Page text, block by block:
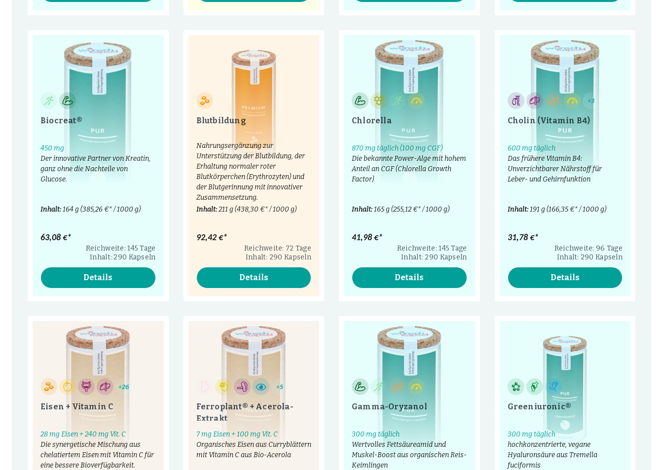
Biocreat®
450 mg
Der innovative Partner von Kreatin,
ganz ohne die Nachteile von
Glucose.
Inhalt:164 g(385,26 €* / 1000 g)
Reichweite: 145 Tage
Inhalt: 290 Kapseln
63,08 €*
Details
Blutbildung
Nahrungsergänzung zur
Unterstützung der Blutbildung, der
Erhaltung normaler roter
Blutkörperchen (Erythrozyten) und
der Blutgerinnung mit innovativer
Zusammensetzung.
Inhalt:211 g(438,30 €* / 1000 g)
Reichweite: 72 Tage
Inhalt: 290 Kapseln
92,42 €*
Details
Chlorella
870 mg täglich (100 mg CGF)
Die bekannte Power-Alge mit hohem
Anteil an CGF (Chlorella Growth
Factor)
Inhalt:165 g(255,12 €* / 1000 g)
Reichweite: 145 Tage
Inhalt: 290 Kapseln
41,98 €*
Details
+3
Cholin (Vitamin B4)
600 mg täglich
Das frühere Vitamin B4:
Unverzichtbarer Nährstoff für
Leber- und Gehirnfunktion
Inhalt:191 g(166,35 €* / 1000 g)
Reichweite: 96 Tage
Inhalt: 290 Kapseln
31,78 €*
Details
+26
Eisen + Vitamin C
28 mg Eisen + 240 mg Vit. C
Die synergetische Mischung aus
chelatiertem Eisen mit Vitamin C für
eine bessere Bioverfügbarkeit.
+5
Ferroplant® + Acerola-
Extrakt
7 mg Eisen + 100 mg Vit. C
Organisches Eisen aus Curryblättern
mit Vitamin C aus Bio-Acerola
Gamma-Oryzanol
300 mg täglich
Wertvolles Fettsäureamid und
Muskel-Boost aus organischen Reis-
Keimlingen
Greeniuronic®
300 mg täglich
hochkonzentrierte, vegane
Hyaluronsäure aus Tremella
fuciformis